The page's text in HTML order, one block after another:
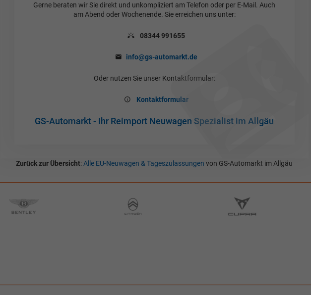
Gerne beraten wir Sie direkt und unkompliziert am Telefon oder per E-Mail. Auch
am Abend oder Wochenende. Sie erreichen uns unter:
08344 991655
info@gs-automarkt.de
Oder nutzen Sie unser Kontaktformular:
Kontaktformular
GS-Automarkt - Ihr Reimport Neuwagen Spezialist im Allgäu
Zurück zur Übersicht:Alle EU-Neuwagen & Tageszulassungen von GS-Automarkt im Allgäu